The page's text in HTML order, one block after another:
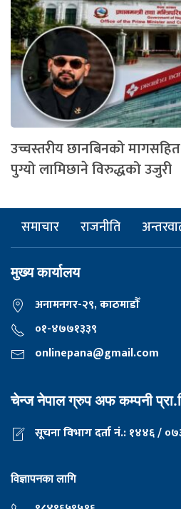
उच्चस्तरीय छानबिनको मागसहित
पुग्यो लामिछाने विरुद्धको उजुरी
समाचार राजनीति
मुख्य कार्यालय
अनामनगर-२९, काठमाडाैँ
०१-४७७१३३९
onlinepana@gmail.com
चेन्ज नेपाल ग्रुप अफ कम्पनी
सूचना विभाग दर्ता नं.: १४४६ /
विज्ञापनका लागि